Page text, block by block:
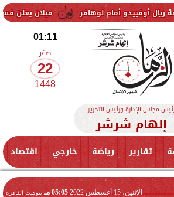
ميلان يعلن فسخ عقد أمام لوهافر
01:11
صفر
22
1448
مجلس الإدارة ورئيس التحرير
إلهام شرشر
تقارير رياضة خارجي اقتصاد
الإثنين، 15 أغسطس 2022 05:05 مـ بتوقيت القاهرة